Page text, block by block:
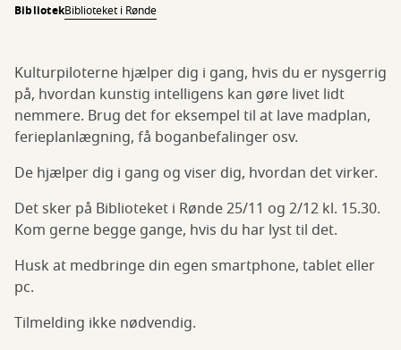
BibliotekBiblioteket i Rønde
Kulturpiloterne hjælper dig i gang, hvis du er nysgerrig
på, hvordan kunstig intelligens kan gøre livet lidt
nemmere. Brug det for eksempel til at lave madplan,
ferieplanlægning, få boganbefalinger osv.
De hjælper dig i gang og viser dig, hvordan det virker.
Det sker på Biblioteket i Rønde 25/11 og 2/12 kl. 15.30.
Kom gerne begge gange, hvis du har lyst til det.
Husk at medbringe din egen smartphone, tablet eller
pc.
Tilmelding ikke nødvendig.